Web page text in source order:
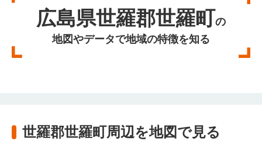
広島県世羅郡世羅町の
地図やデータで地域の特徴を知る
世羅郡世羅町周辺を地図で見る